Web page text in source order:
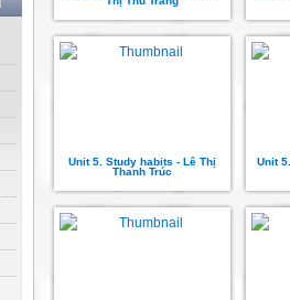
Unit 5. Study habits - Lê Thị
Thanh Trúc
Unit